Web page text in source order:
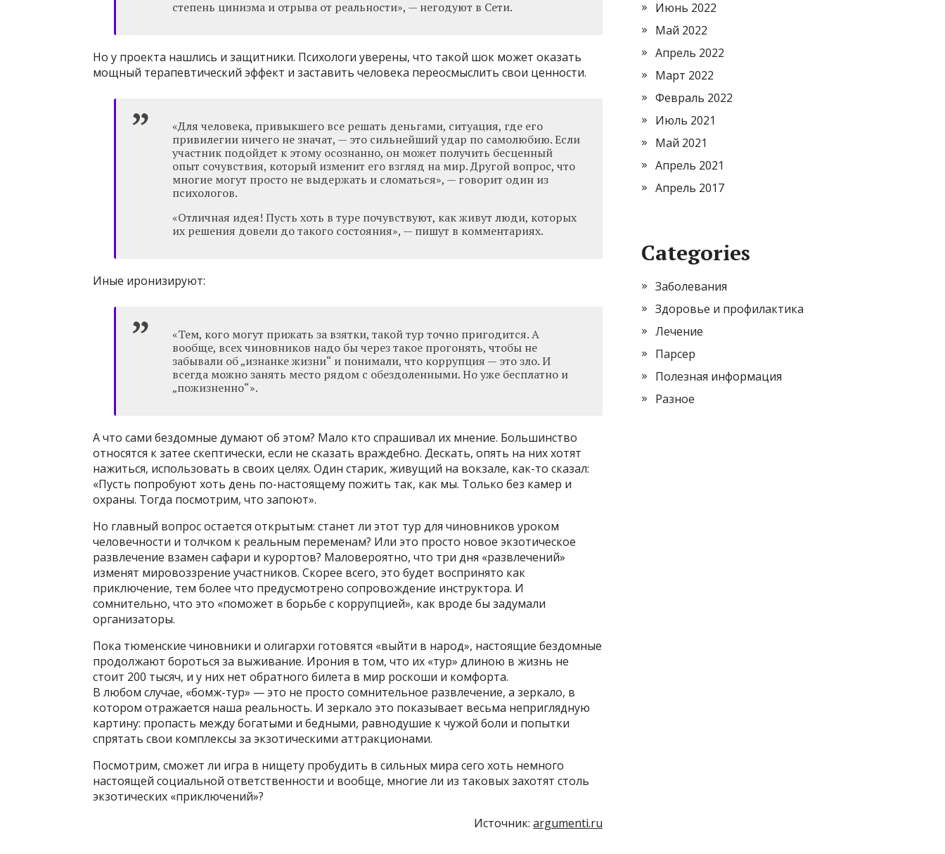
степень цинизма и отрыва от реальности», — негодуют в Сети.
Но у проекта нашлись и защитники. Психологи уверены, что такой шок может оказать
мощный терапевтический эффект и заставить человека переосмыслить свои ценности.
«Для человека, привыкшего все решать деньгами, ситуация, где его
привилегии ничего не значат, — это сильнейший удар по самолюбию. Если
участник подойдет к этому осознанно, он может получить бесценный
опыт сочувствия, который изменит его взгляд на мир. Другой вопрос, что
многие могут просто не выдержать и сломаться», — говорит один из
психологов.
«Отличная идея! Пусть хоть в туре почувствуют, как живут люди, которых
их решения довели до такого состояния», — пишут в комментариях.
Иные иронизируют:
«Тем, кого могут прижать за взятки, такой тур точно пригодится. А
вообще, всех чиновников надо бы через такое прогонять, чтобы не
забывали об „изнанке жизни“ и понимали, что коррупция — это зло. И
всегда можно занять место рядом с обездоленными. Но уже бесплатно и
„пожизненно“».
А что сами бездомные думают об этом? Мало кто спрашивал их мнение. Большинство
относятся к затее скептически, если не сказать враждебно. Дескать, опять на них хотят
нажиться, использовать в своих целях. Один старик, живущий на вокзале, как-то сказал:
«Пусть попробуют хоть день по-настоящему пожить так, как мы. Только без камер и
охраны. Тогда посмотрим, что запоют».
Но главный вопрос остается открытым: станет ли этот тур для чиновников уроком
человечности и толчком к реальным переменам? Или это просто новое экзотическое
развлечение взамен сафари и курортов? Маловероятно, что три дня «развлечений»
изменят мировоззрение участников. Скорее всего, это будет воспринято как
приключение, тем более что предусмотрено сопровождение инструктора. И
сомнительно, что это «поможет в борьбе с коррупцией», как вроде бы задумали
организаторы.
Пока тюменские чиновники и олигархи готовятся «выйти в народ», настоящие бездомные
продолжают бороться за выживание. Ирония в том, что их «тур» длиною в жизнь не
стоит 200 тысяч, и у них нет обратного билета в мир роскоши и комфорта.
В любом случае, «бомж-тур» — это не просто сомнительное развлечение, а зеркало, в
котором отражается наша реальность. И зеркало это показывает весьма неприглядную
картину: пропасть между богатыми и бедными, равнодушие к чужой боли и попытки
спрятать свои комплексы за экзотическими аттракционами.
Посмотрим, сможет ли игра в нищету пробудить в сильных мира сего хоть немного
настоящей социальной ответственности и вообще, многие ли из таковых захотят столь
экзотических «приключений»?
Источник: argumenti.ru
Июнь 2022
Май 2022
Апрель 2022
Март 2022
Февраль 2022
Июль 2021
Май 2021
Апрель 2021
Апрель 2017
Categories
Заболевания
Здоровье и профилактика
Лечение
Парсер
Полезная информация
Разное